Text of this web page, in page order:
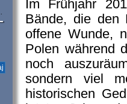
Im Frühjahr
Bände, die den
offene Wunde,
Polen während
noch
sondern viel
historischen